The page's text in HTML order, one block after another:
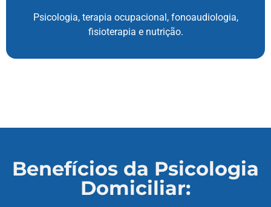
Psicologia, terapia ocupacional, fonoaudiologia,
fisioterapia e nutrição.
Benefícios da Psicologia
Domiciliar: